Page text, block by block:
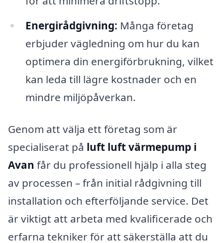
Energirådgivning: Många företag
erbjuder vägledning om hur du kan
optimera din energiförbrukning, vilket
kan leda till lägre kostnader och en
mindre miljöpåverkan.
Genom att välja ett företag som är
specialiserat på luft luft värmepump i
Avan får du professionell hjälp i alla steg
av processen – från initial rådgivning till
installation och efterföljande service. Det
är viktigt att arbeta med kvalificerade och
erfarna tekniker för att säkerställa att du